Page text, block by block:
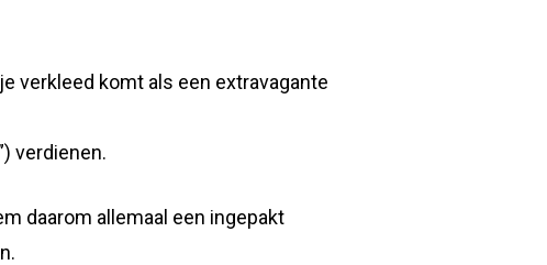
verkleed komt als een extravagante
verdienen.
daarom allemaal een ingepakt